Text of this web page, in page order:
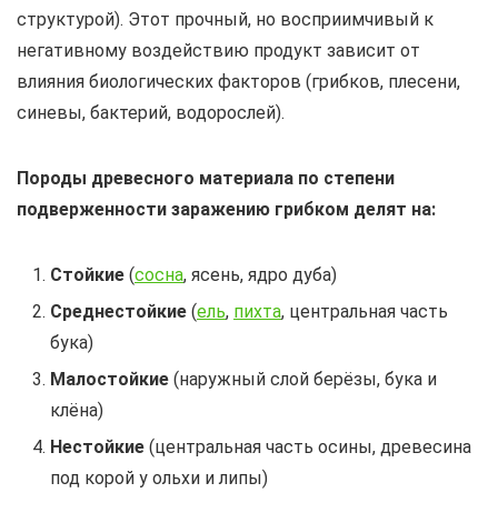
структурой). Этот прочный, но восприимчивый к
негативному воздействию продукт зависит от
влияния биологических факторов (грибков, плесени,
синевы, бактерий, водорослей).
Породы древесного материала по степени
подверженности заражению грибком делят на:
Стойкие (сосна, ясень, ядро дуба)
Среднестойкие (ель, пихта, центральная часть
бука)
Малостойкие (наружный слой берёзы, бука и
клёна)
Нестойкие (центральная часть осины, древесина
под корой у ольхи и липы)